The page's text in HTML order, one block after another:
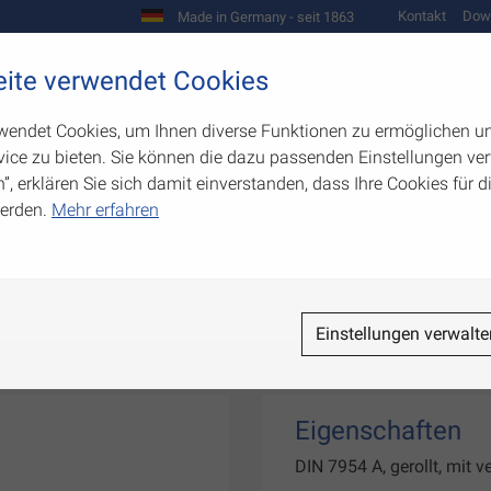
Made in Germany - seit 1863 Kontakt
Werkzeugbau
Eigenschaften
DIN 7954 A, gerollt, mit
verwendet Cookies
Cookies, um Ihnen diverse Funktionen zu ermöglichen
zu bieten. Sie können die dazu passenden Einstellungen
erklären Sie sich damit einverstanden, dass Ihre Cookies für
Mehr erfahren
Einstellungen